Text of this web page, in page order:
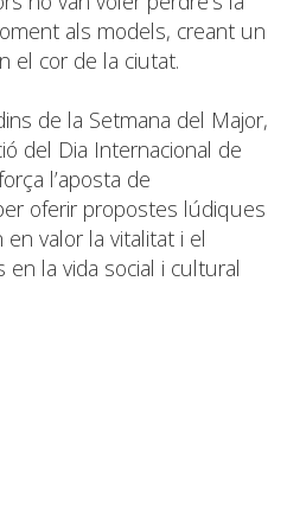
als models, creant un
el cor de la ciutat.
de la Setmana del Major,
del Dia Internacional de
l’aposta de
oferir propostes lúdiques
valor la vitalitat i el
la vida social i cultural